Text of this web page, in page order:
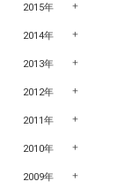
2015年
2014年
2013年
2012年
2011年
2010年
2009年